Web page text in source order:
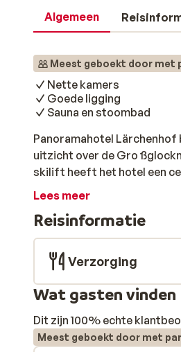
Algemeen
Meest geboekt door met
Nette kamers
Goede ligging
Sauna en stoombad
Panoramahotel Lärchenhof
uitzicht over de Gro
skilift heeft het hotel een
restaurant is een
helemaal tot rust te komen.
Lees meer
Reisinformatie
Verzorging
Wat gasten vinden
Dit zijn 100% echte
Meest geboekt door met